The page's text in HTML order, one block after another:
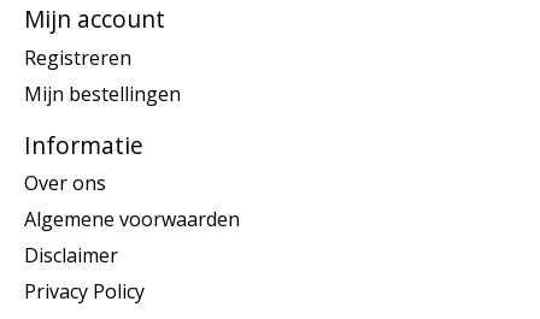
Mijn account
Registreren
Mijn bestellingen
Informatie
Over ons
Algemene voorwaarden
Disclaimer
Privacy Policy